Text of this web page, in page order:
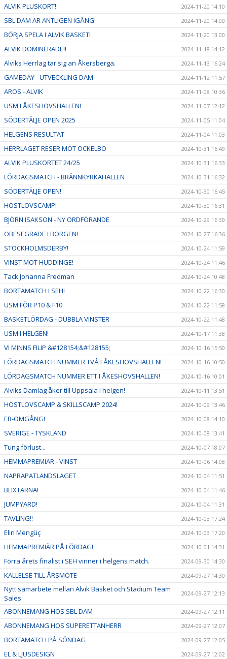
ALVIK PLUSKORT! 2024-11-20 14:10
SBL DAM ÄR ÄNTLIGEN IGÅNG! 2024-11-20 14:00
BÖRJA SPELA I ALVIK BASKET! 2024-11-20 13:00
ALVIK DOMINERADE!! 2024-11-18 14:12
Alviks Herrlag tar sig an Åkersberga. 2024-11-13 16:24
GAMEDAY - UTVECKLING DAM 2024-11-12 11:57
AROS - ALVIK 2024-11-08 10:36
USM I ÅKESHOVSHALLEN! 2024-11-07 12:12
SÖDERTÄLJE OPEN 2025 2024-11-05 11:04
HELGENS RESULTAT 2024-11-04 11:03
HERRLAGET RESER MOT OCKELBO 2024-10-31 16:49
ALVIK PLUSKORTET 24/25 2024-10-31 16:33
LÖRDAGSMATCH - BRÄNNKYRKAHALLEN 2024-10-31 16:32
SÖDERTÄLJE OPEN! 2024-10-30 16:45
HÖSTLOVSCAMP! 2024-10-30 16:31
BJÖRN ISAKSON - NY ORDFÖRANDE 2024-10-29 16:30
OBESEGRADE I BORGEN! 2024-10-27 16:36
STOCKHOLMSDERBY! 2024-10-24 11:59
VINST MOT HUDDINGE! 2024-10-24 11:46
Tack Johanna Fredman 2024-10-24 10:48
BORTAMATCH I SEH! 2024-10-22 16:30
USM FÖR P10 & F10 2024-10-22 11:58
BASKETLÖRDAG - DUBBLA VINSTER 2024-10-22 11:48
USM I HELGEN! 2024-10-17 11:38
VI MINNS FILIP &#128154;&#128155; 2024-10-16 15:50
LÖRDAGSMATCH NUMMER TVÅ I ÅKESHOVSHALLEN! 2024-10-16 10:50
LÖRDAGSMATCH NUMMER ETT I ÅKESHOVSHALLEN! 2024-10-16 10:01
Alviks Damlag åker till Uppsala i helgen! 2024-10-11 13:51
HÖSTLOVSCAMP & SKILLSCAMP 2024! 2024-10-09 13:46
EB-OMGÅNG! 2024-10-08 14:10
SVERIGE - TYSKLAND 2024-10-08 13:41
Tung förlust... 2024-10-07 18:07
HEMMAPREMIÄR - VINST 2024-10-06 14:08
NAPRAPATLANDSLAGET 2024-10-04 11:51
BLIXTARNA! 2024-10-04 11:46
JUMPYARD! 2024-10-04 11:31
TÄVLING!! 2024-10-03 17:24
Elin Mengüç 2024-10-03 17:20
HEMMAPREMIÄR PÅ LÖRDAG! 2024-10-01 14:31
Förra årets finalist i SEH vinner i helgens match. 2024-09-30 14:30
KALLELSE TILL ÅRSMÖTE 2024-09-27 14:30
Nytt samarbete mellan Alvik Basket och Stadium Team
Sales
2024-09-27 12:13
ABONNEMANG HOS SBL DAM 2024-09-27 12:11
ABONNEMANG HOS SUPERETTANHERR 2024-09-27 12:07
BORTAMATCH PÅ SÖNDAG 2024-09-27 12:05
EL & LJUSDESIGN 2024-09-27 12:02